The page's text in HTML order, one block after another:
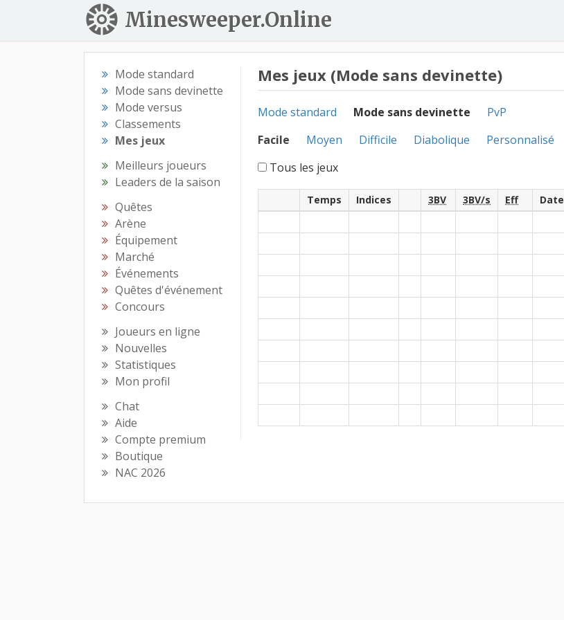
Minesweeper.Online
Mode standard
Mode sans devinette
Mode versus
Classements
Mes jeux
Meilleurs joueurs
Leaders de la saison
Quêtes
Arène
Équipement
Marché
Événements
Quêtes d'événement
Concours
Joueurs en ligne
Nouvelles
Statistiques
Mon profil
Chat
Aide
Compte premium
Boutique
NAC 2026
Mes jeux (Mode sans devinette)
Mode standard Mode sans devinette
PvP
Facile
Moyen Difficile Diabolique Personnalisé
Tous les jeux
Temps Indices 3BV 3BV/s Eff Date